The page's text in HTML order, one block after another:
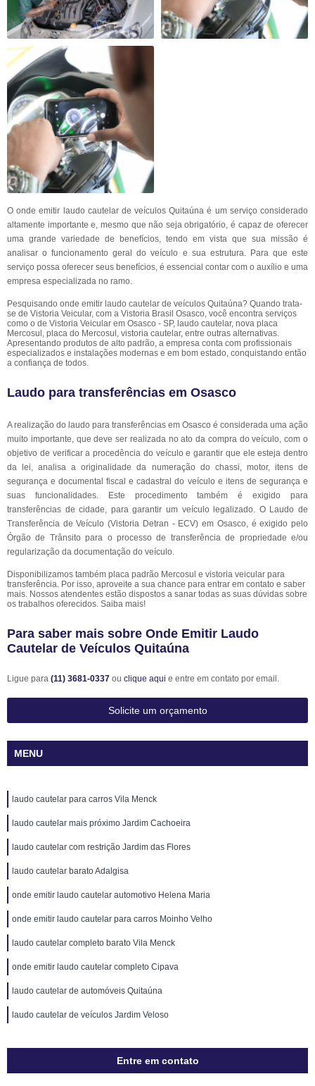
O onde emitir laudo cautelar de veículos Quitaúna é um serviço considerado
altamente importante e, mesmo que não seja obrigatório, é capaz de oferecer
uma grande variedade de benefícios, tendo em vista que sua missão é
analisar o funcionamento geral do veículo e sua estrutura. Para que este
serviço possa oferecer seus benefícios, é essencial contar com o auxílio e uma
empresa especializada no ramo.
Pesquisando onde emitir laudo cautelar de veículos Quitaúna? Quando trata-
se de Vistoria Veicular, com a Vistoria Brasil Osasco, você encontra serviços
como o de Vistoria Veicular em Osasco - SP, laudo cautelar, nova placa
Mercosul, placa do Mercosul, vistoria cautelar, entre outras alternativas.
Apresentando produtos de alto padrão, a empresa conta com profissionais
especializados e instalações modernas e em bom estado, conquistando então
a confiança de todos.
Laudo para transferências em Osasco
A realização do laudo para transferências em Osasco é considerada uma ação
muito importante, que deve ser realizada no ato da compra do veículo, com o
objetivo de verificar a procedência do veículo e garantir que ele esteja dentro
da lei, analisa a originalidade da numeração do chassi, motor, itens de
segurança e documental fiscal e cadastral do veículo e itens de segurança e
suas funcionalidades. Este procedimento também é exigido para
transferências de cidade, para garantir um veículo legalizado. O Laudo de
Transferência de Veículo (Vistoria Detran - ECV) em Osasco, é exigido pelo
Órgão de Trânsito para o processo de transferência de propriedade e/ou
regularização da documentação do veículo.
Disponibilizamos também placa padrão Mercosul e vistoria veicular para
transferência. Por isso, aproveite a sua chance para entrar em contato e saber
mais. Nossos atendentes estão dispostos a sanar todas as suas dúvidas sobre
os trabalhos oferecidos. Saiba mais!
Para saber mais sobre Onde Emitir Laudo
Cautelar de Veículos Quitaúna
Ligue para (11) 3681-0337 ou clique aqui e entre em contato por email.
Solicite um orçamento
MENU
laudo cautelar para carros Vila Menck
laudo cautelar mais próximo Jardim Cachoeira
laudo cautelar com restrição Jardim das Flores
laudo cautelar barato Adalgisa
onde emitir laudo cautelar automotivo Helena Maria
onde emitir laudo cautelar para carros Moinho Velho
laudo cautelar completo barato Vila Menck
onde emitir laudo cautelar completo Cipava
laudo cautelar de automóveis Quitaúna
laudo cautelar de veículos Jardim Veloso
Entre em contato